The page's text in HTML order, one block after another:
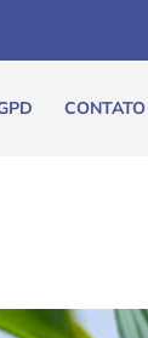
CONTATO